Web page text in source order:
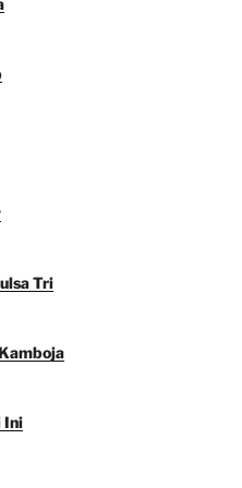
Tri
Ini